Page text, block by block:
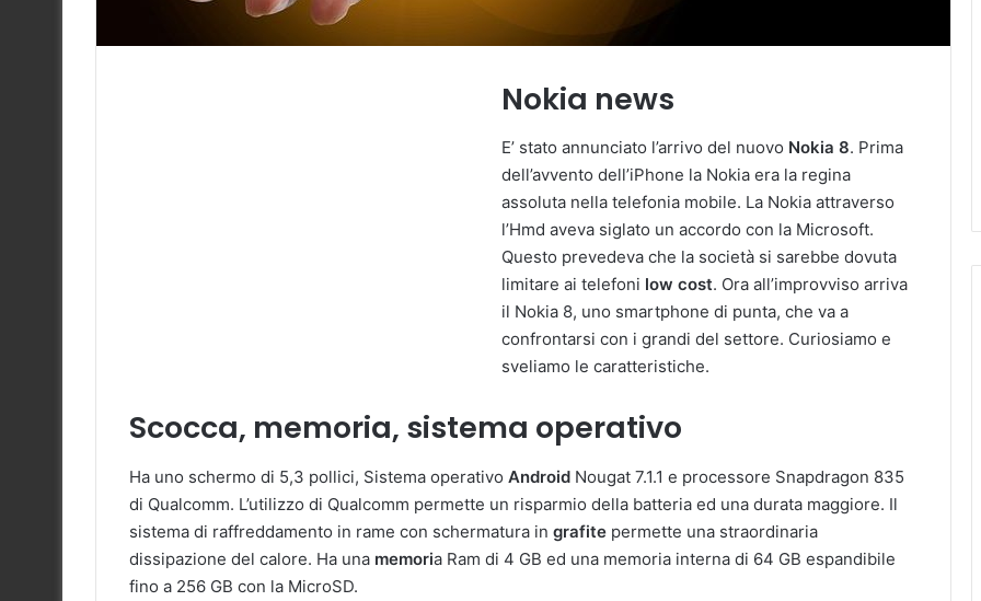
Nokia news
E’ stato annunciato l’arrivo del nuovo Nokia 8. Prima
dell’avvento dell’iPhone la Nokia era la regina
assoluta nella telefonia mobile. La Nokia attraverso
l’Hmd aveva siglato un accordo con la Microsoft.
Questo prevedeva che la società si sarebbe dovuta
limitare ai telefoni low cost. Ora all’improvviso arriva
il Nokia 8, uno smartphone di punta, che va a
confrontarsi con i grandi del settore. Curiosiamo e
sveliamo le caratteristiche.
Scocca, memoria, sistema operativo
Ha uno schermo di 5,3 pollici, Sistema operativo Android Nougat 7.1.1 e processore Snapdragon 835
di Qualcomm. L’utilizzo di Qualcomm permette un risparmio della batteria ed una durata maggiore. Il
sistema di raffreddamento in rame con schermatura in grafite permette una straordinaria
dissipazione del calore. Ha una memoria Ram di 4 GB ed una memoria interna di 64 GB espandibile
fino a 256 GB con la MicroSD.